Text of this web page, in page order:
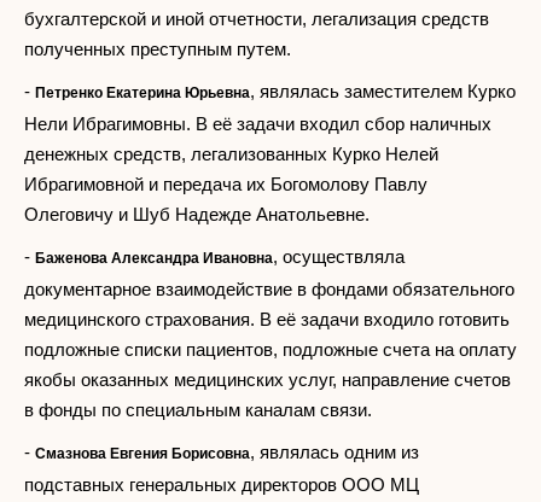
бухгалтерской и иной отчетности, легализация средств
полученных преступным путем.
- Петренко Екатерина Юрьевна, являлась заместителем Курко
Нели Ибрагимовны. В её задачи входил сбор наличных
денежных средств, легализованных Курко Нелей
Ибрагимовной и передача их Богомолову Павлу
Олеговичу и Шуб Надежде Анатольевне.
- Баженова Александра Ивановна, осуществляла
документарное взаимодействие в фондами обязательного
медицинского страхования. В её задачи входило готовить
подложные списки пациентов, подложные счета на оплату
якобы оказанных медицинских услуг, направление счетов
в фонды по специальным каналам связи.
- Смазнова Евгения Борисовна, являлась одним из
подставных генеральных директоров ООО МЦ